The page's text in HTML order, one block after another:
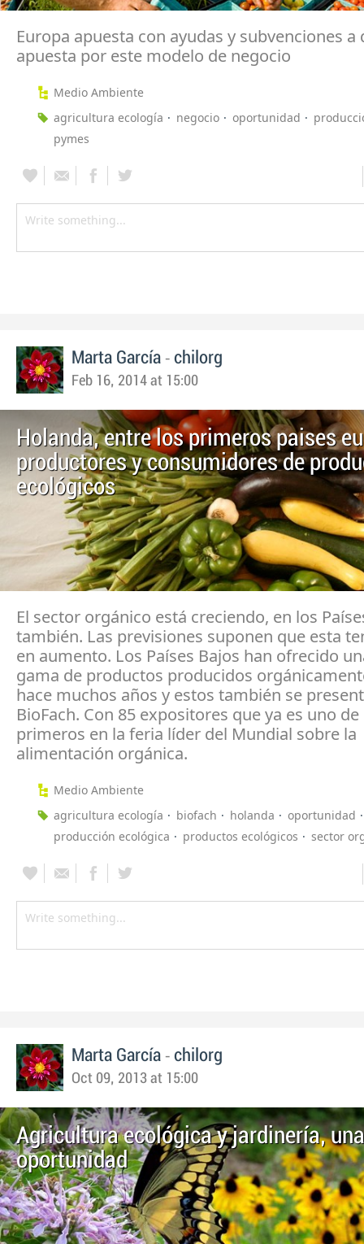
Europa apuesta con ayudas y subvenciones a
apuesta por este modelo de negocio
Medio Ambiente
agricultura ecología
negocio oportunidad
pymes
Marta García - chilorg
Feb 16, 2014 at 15:00
Holanda, entre los primeros paises
productores y consumidores de
ecológicos
El sector orgánico está creciendo, en los
también. Las previsiones suponen que esta
en aumento. Los Países Bajos han ofrecido
gama de productos producidos
hace muchos años y estos también se
BioFach. Con 85 expositores que ya es uno de
primeros en la feria líder del Mundial sobre la
alimentación orgánica.
Medio Ambiente
agricultura ecología
biofach holanda
oportunidad
producción ecológica
productos ecológicos sector
Marta García - chilorg
Oct 09, 2013 at 15:00
Agricultura ecológica y jardinería, una
oportunidad